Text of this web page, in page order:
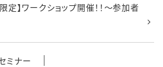
】ワークショップ開催！！～参加者
ミナー